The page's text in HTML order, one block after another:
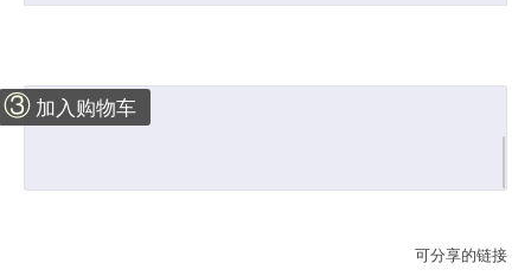
③ 加入购物车
可分享的链接